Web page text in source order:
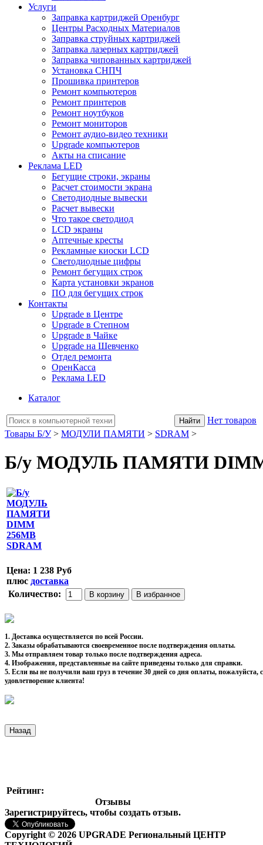
Услуги
Заправка картриджей Оренбург
Центры Расходных Материалов
Заправка струйных картриджей
Заправка лазерных картриджей
Заправка чипованных картриджей
Установка СНПЧ
Прошивка принтеров
Ремонт компьютеров
Ремонт принтеров
Ремонт ноутбуков
Ремонт мониторов
Ремонт аудио-видео техники
Upgrade компьютеров
Акты на списание
Реклама LED
Бегущие строки, экраны
Расчет стоимости экрана
Светодиодные вывески
Расчет вывески
Что такое светодиод
LCD экраны
Аптечные кресты
Рекламные киоски LCD
Светодиодные цифры
Ремонт бегущих строк
Карта установки экранов
ПО для бегущих строк
Контакты
Upgrade в Центре
Upgrade в Степном
Upgrade в Чайке
Upgrade на Шевченко
Отдел ремонта
ОренКасса
Реклама LED
Каталог
Нет товаров
Товары Б/У> МОДУЛИ ПАМЯТИ > SDRAM >
Б/у МОДУЛЬ ПАМЯТИ DIMM
Цена: 1 238 Руб
плюс доставка
Количество:
1. Доставка осуществляется по всей России.
2. Заказы обрабатываются своевременное после подтверждения оплаты.
3. Мы отправляем товар только после подтверждения адреса.
4. Изображения, представленные на сайте приведены только для справки.
5. Если вы не получили ваш груз в течение 30 дней со дня оплаты,
удовлетворение клиента!
Рейтинг:
Отзывы
Зарегистрируйтесь, чтобы создать отзыв.
Copyright © 2026 UPGRADE Региональный ЦЕНТР